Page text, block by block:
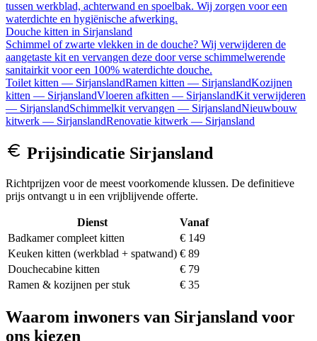
tussen werkblad, achterwand en spoelbak. Wij zorgen voor een
waterdichte en hygiënische afwerking.
Douche kitten in Sirjansland
Schimmel of zwarte vlekken in de douche? Wij verwijderen de
aangetaste kit en vervangen deze door verse schimmelwerende
sanitairkit voor een 100% waterdichte douche.
Toilet kitten — SirjanslandRamen kitten — SirjanslandKozijnen
kitten — SirjanslandVloeren afkitten — SirjanslandKit verwijderen
— SirjanslandSchimmelkit vervangen — SirjanslandNieuwbouw
kitwerk — SirjanslandRenovatie kitwerk — Sirjansland
Prijsindicatie Sirjansland
Richtprijzen voor de meest voorkomende klussen. De definitieve
prijs ontvangt u in een vrijblijvende offerte.
Dienst
Vanaf
Badkamer compleet kitten
€ 149
Keuken kitten (werkblad + spatwand) € 89
Douchecabine kitten
€ 79
Ramen & kozijnen per stuk
€ 35
Waarom inwoners van Sirjansland voor
ons kiezen